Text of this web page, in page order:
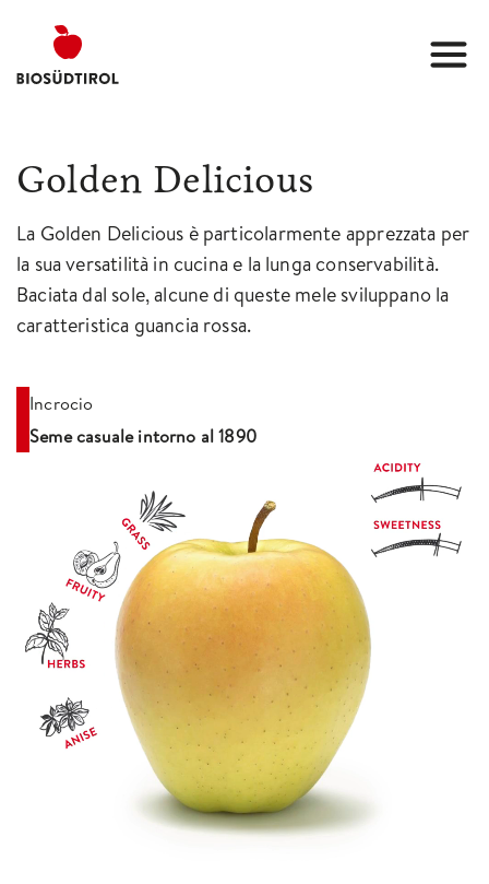
Golden Delicious
La Golden Delicious è particolarmente apprezzata per
la sua versatilità in cucina e la lunga conservabilità.
Baciata dal sole, alcune di queste mele sviluppano la
caratteristica guancia rossa.
Incrocio
Seme casuale intorno al 1890